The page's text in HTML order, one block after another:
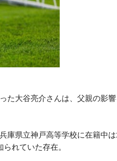
た大谷亮介さんは、父親の影
庫県立神戸高等学校に在籍中
れていた存在。